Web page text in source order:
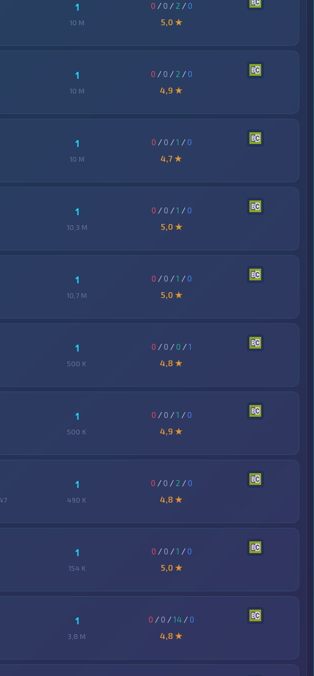
1
10 M
0 / 0 / 2 /0
5,0 ★
1
10 M
0 / 0 / 2 /0
4,9 ★
1
10 M
0 / 0 /1 /0
4,7 ★
1
10,3 M
0 / 0 /1 /0
5,0 ★
1
10,7 M
0 / 0 /1 /0
5,0 ★
1
500 K
0 / 0 / 0 /1
4,8 ★
1
500 K
0 / 0 /1 /0
4,9 ★
1
490 K
0 / 0 / 2 /0
4,8 ★
1
154 K
0 / 0 /1 /0
5,0 ★
1
3,8 M
0 / 0 /14 /0
4,8 ★